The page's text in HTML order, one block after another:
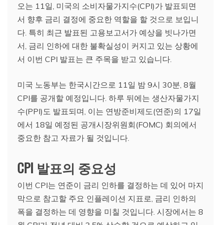
오는 11일, 미국의 소비자물가지수(CPI)가 발표되면
서 향후 금리 결정에 중요한 역할을 할 것으로 보입니
다. 특히 최근 발표된 고용보고서가 예상을 빗나가면
서, 금리 인하에 대한 불확실성이 커지고 있는 상황에
서 이번 CPI 발표는 큰 주목을 받고 있습니다.
미국 노동부는 한국시간으로 11일 밤 9시 30분, 8월
CPI를 공개할 예정입니다. 하루 뒤에는 생산자물가지
수(PPI)도 발표되며, 이는 연방준비제도(연준)의 17일
에서 18일 예정된 공개시장위원회(FOMC) 회의에서
중요한 참고 자료가 될 것입니다.
CPI 발표의 중요성
이번 CPI는 연준이 금리 인하를 결정하는 데 있어 마지
막으로 참고할 주요 인플레이션 지표로, 금리 인하의
폭을 결정하는 데 영향을 미칠 것입니다. 시장에서는 8